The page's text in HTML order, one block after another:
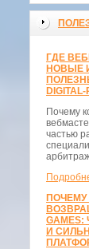
ГДЕ
НОВЫЕ
Почему
частью
ПОЧЕМУ
И